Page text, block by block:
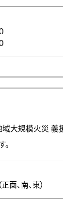
大規模火災 義
。
面、南、東）